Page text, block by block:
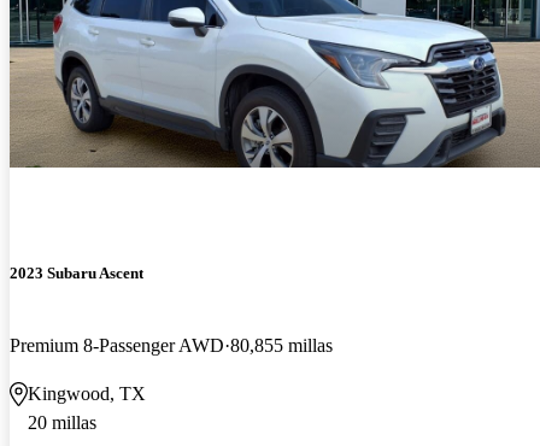
2023 Subaru Ascent
Premium 8-Passenger AWD 80,855 millas
Kingwood, TX
20 millas